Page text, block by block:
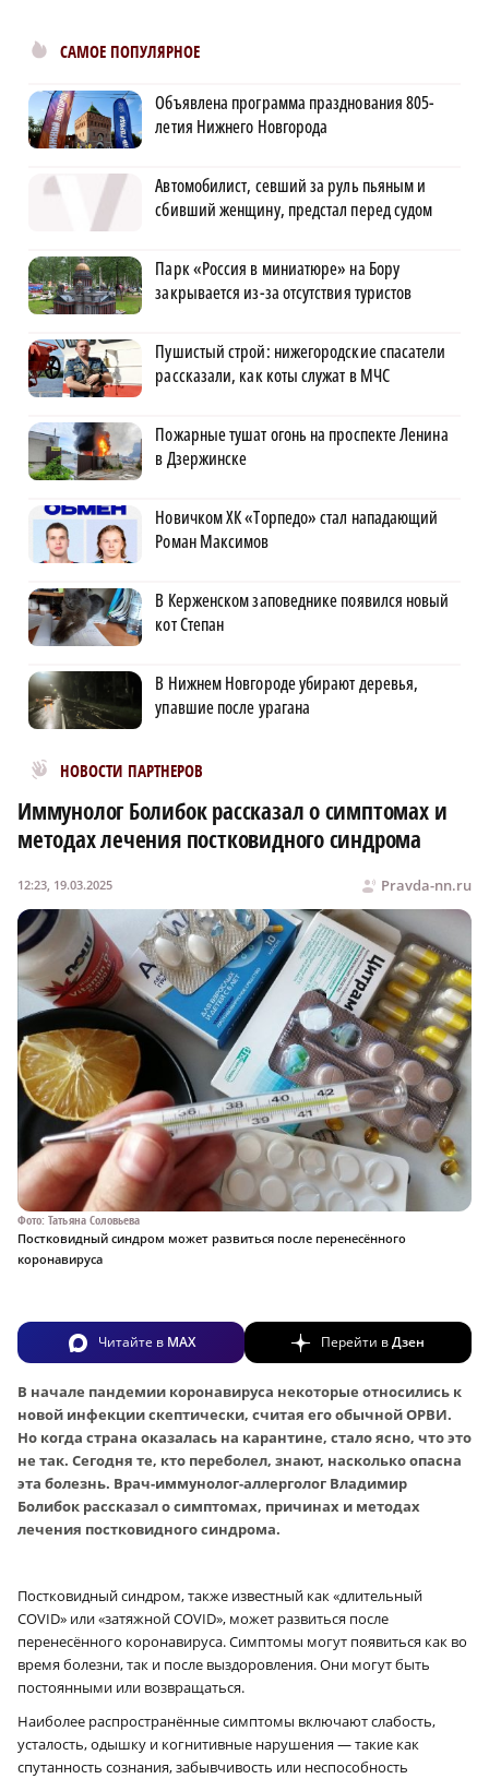
САМОЕ ПОПУЛЯРНОЕ
Объявлена программа празднования 805-
летия Нижнего Новгорода
Автомобилист, севший за руль пьяным и
сбивший женщину, предстал перед судом
Парк «Россия в миниатюре» на Бору
закрывается из-за отсутствия туристов
Пушистый строй: нижегородские спасатели
рассказали, как коты служат в МЧС
Пожарные тушат огонь на проспекте Ленина
в Дзержинске
Новичком ХК «Торпедо» стал нападающий
Роман Максимов
В Керженском заповеднике появился новый
кот Степан
В Нижнем Новгороде убирают деревья,
упавшие после урагана
НОВОСТИ ПАРТНЕРОВ
Новости МирТесен
Иммунолог Болибок рассказал о симптомах и
методах лечения постковидного синдрома
Pravda-nn.ru
12:23, 19.03.2025
Фото: Татьяна Соловьева
Постковидный синдром может развиться после перенесённого
коронавируса
Читайте в MAX Перейти вДзен
В начале пандемии коронавируса некоторые относились к
новой инфекции скептически, считая его обычной ОРВИ.
Но когда страна оказалась на карантине, стало ясно, что это
не так. Сегодня те, кто переболел, знают, насколько опасна
эта болезнь. Врач-иммунолог-аллерголог Владимир
Болибок рассказал о симптомах, причинах и методах
лечения постковидного синдрома.
Постковидный синдром, также известный как «длительный
COVID» или «затяжной COVID», может развиться после
перенесённого коронавируса. Симптомы могут появиться как во
время болезни, так и после выздоровления. Они могут быть
постоянными или возвращаться.
Наиболее распространённые симптомы включают слабость,
усталость, одышку и когнитивные нарушения — такие как
спутанность сознания, забывчивость или неспособность